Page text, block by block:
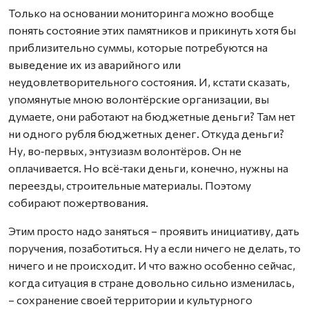
Только на основании мониторинга можно вообще
понять состояние этих памятников и прикинуть хотя бы
приблизительно суммы, которые потребуются на
выведение их из аварийного или
неудовлетворительного состояния. И, кстати сказать,
упомянутые мною волонтёрские организации, вы
думаете, они работают на бюджетные деньги? Там нет
ни одного рубля бюджетных денег. Откуда деньги?
Ну, во‑первых, энтузиазм волонтёров. Он не
оплачивается. Но всё‑таки деньги, конечно, нужны на
переезды, строительные материалы. Поэтому
собирают пожертвования.
Этим просто надо заняться – проявить инициативу, дать
поручения, позаботиться. Ну а если ничего не делать, то
ничего и не происходит. И что важно особенно сейчас,
когда ситуация в стране довольно сильно изменилась,
– сохранение своей территории и культурного